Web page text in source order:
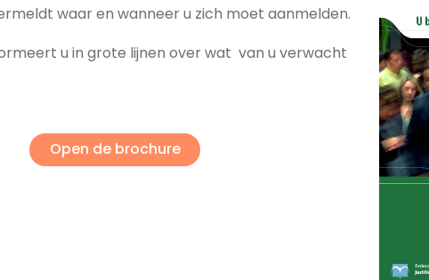
waar en wanneer u zich moet aanmelden.
u in grote lijnen over wat van u verwacht
Open de brochure